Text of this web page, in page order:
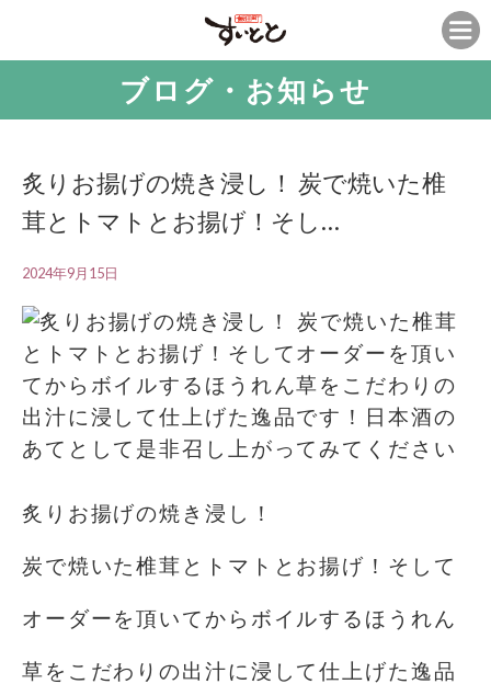
ブログ・お知らせ
炙りお揚げの焼き浸し！ 炭で焼いた椎
茸とトマトとお揚げ！そし…
2024年9月15日
炙りお揚げの焼き浸し！
炭で焼いた椎茸とトマトとお揚げ！そして
オーダーを頂いてからボイルするほうれん
草をこだわりの出汁に浸して仕上げた逸品